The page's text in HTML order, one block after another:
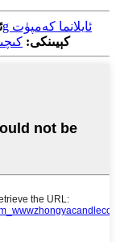
8 'يېڭىلىقتىكى كۆك قۇتىسى 22g ئايلانما كەمپۈت
كېيىنكى: